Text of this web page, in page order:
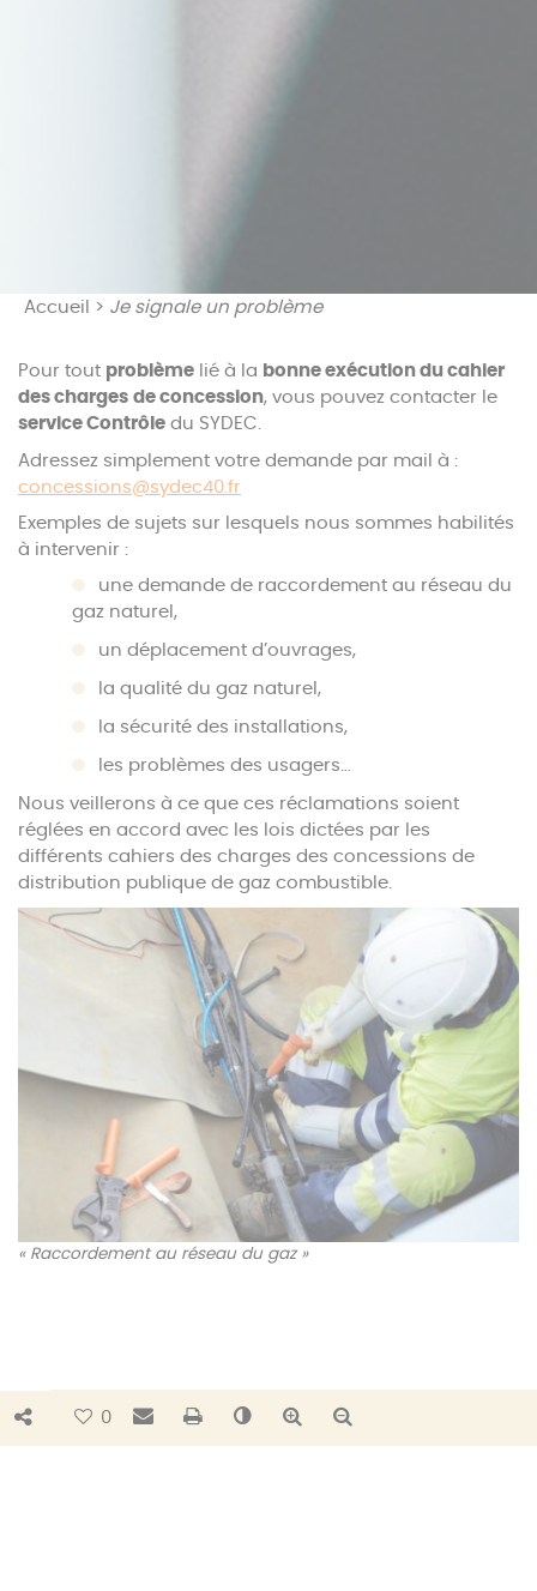
Accueil > Je signale un problème
Bouton de partage
0 Envoyer par e-mail
ImprimerChanger le contraste
Agrandir le texte
Pour tout problème lié à la bonne exécution du cahier
des charges de concession, vous pouvez contacter le
service Contrôle du SYDEC.
Adressez simplement votre demande par mail à :
concessions@sydec40.fr
Exemples de sujets sur lesquels nous sommes habilités
à intervenir :
une demande de raccordement au réseau du
gaz naturel,
un déplacement d’ouvrages,
la qualité du gaz naturel,
la sécurité des installations,
les problèmes des usagers…
Nous veillerons à ce que ces réclamations soient
réglées en accord avec les lois dictées par les
différents cahiers des charges des concessions de
distribution publique de gaz combustible.
« Raccordement au réseau du gaz »